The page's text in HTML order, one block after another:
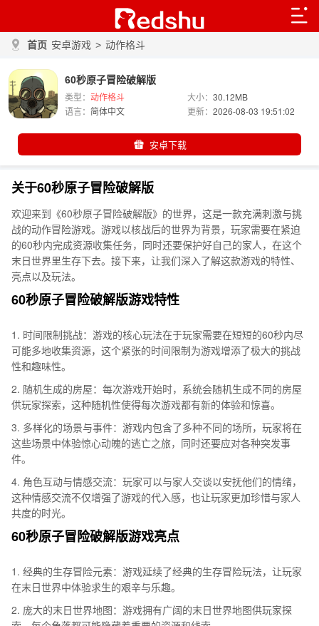
首页 安卓游戏 > 动作格斗
60秒原子冒险破解版
类型： 动作格斗 大小：30.12MB
语言： 简体中文 更新：2026-08-03 19:51:02
安卓下载
关于60秒原子冒险破解版
欢迎来到《60秒原子冒险破解版》的世界，这是一款充满刺激与挑
战的动作冒险游戏。游戏以核战后的世界为背景，玩家需要在紧迫
的60秒内完成资源收集任务，同时还要保护好自己的家人，在这个
末日世界里生存下去。接下来，让我们深入了解这款游戏的特性、
亮点以及玩法。
60秒原子冒险破解版游戏特性
1. 时间限制挑战：游戏的核心玩法在于玩家需要在短短的60秒内尽
可能多地收集资源，这个紧张的时间限制为游戏增添了极大的挑战
性和趣味性。
2. 随机生成的房屋：每次游戏开始时，系统会随机生成不同的房屋
供玩家探索，这种随机性使得每次游戏都有新的体验和惊喜。
3. 多样化的场景与事件：游戏内包含了多种不同的场所，玩家将在
这些场景中体验惊心动魄的逃亡之旅，同时还要应对各种突发事
件。
4. 角色互动与情感交流：玩家可以与家人交谈以安抚他们的情绪，
这种情感交流不仅增强了游戏的代入感，也让玩家更加珍惜与家人
共度的时光。
60秒原子冒险破解版游戏亮点
1. 经典的生存冒险元素：游戏延续了经典的生存冒险玩法，让玩家
在末日世界中体验求生的艰辛与乐趣。
2. 庞大的末日世界地图：游戏拥有广阔的末日世界地图供玩家探